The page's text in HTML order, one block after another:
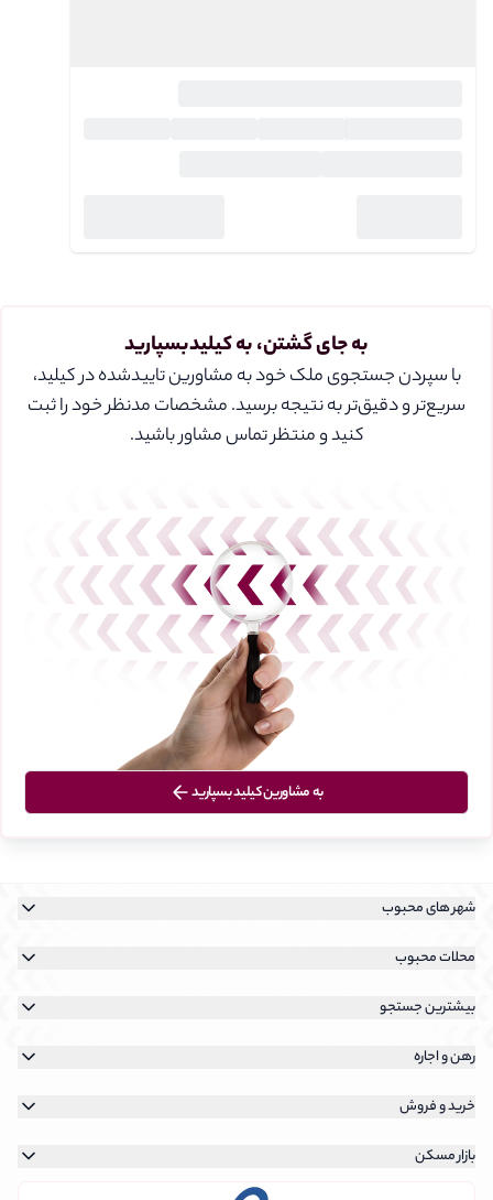
به جای گشتن، به کیلیدبسپارید
با سپردن جستجوی ملک خود به مشاورین تایید‌شده در کیلید،
سریع‌تر و دقیق‌تر به نتیجه برسید. مشخصات مدنظر خود را ثبت
کنید و منتظر تماس مشاور باشید.
به مشاورین کیلید بسپارید
شهر های محبوب
خرید آپارتمان در تهران
خرید آپارتمان در کیش
خرید آپارتمان در پردیس
محلات محبوب
خرید آپارتمان در نیاوران
خرید آپارتمان در شهرک غرب
خرید آپارتمان در فرمانیه
بیشترین جستجو
رهن و اجاره آپارتمان در نیاوران
رهن و اجاره آپارتمان در شهرک غرب
رهن و اجاره آپارتمان در تهرانپارس
رهن و اجاره
جستجوی رهن و اجاره
جستجوی رهن و اجاره تهران
خرید و فروش
جستجوی خرید ملک
بازار مسکن